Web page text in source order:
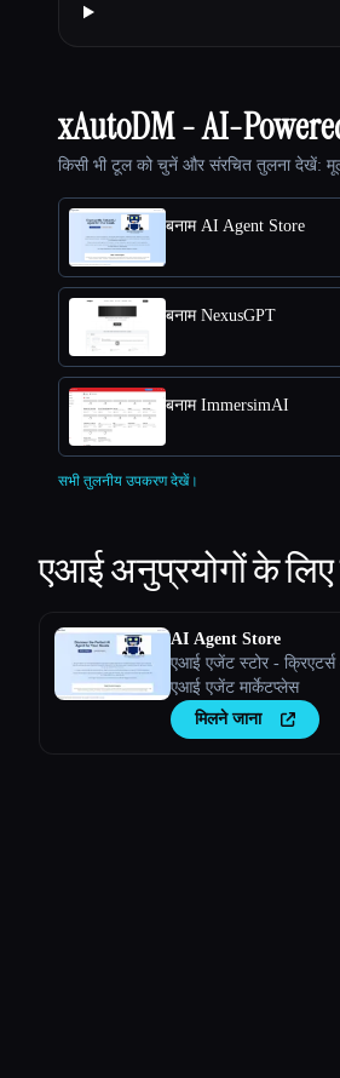
xAutoDM - AI-
किसी भी टूल को चुनें और संरचित तुलना देखें:
बनाम AI Agent Store
बनाम NexusGPT
बनाम ImmersimAI
सभी तुलनीय उपकरण देखें।
एआई अनुप्रयोगों के
AI Agent Store
एआई एजेंट स्टोर -
एआई एजेंट मार्केटप्लेस
मिलने जाना